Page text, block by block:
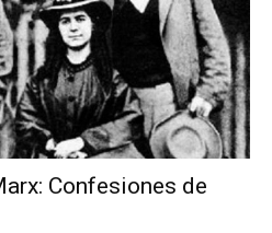
Confesiones de